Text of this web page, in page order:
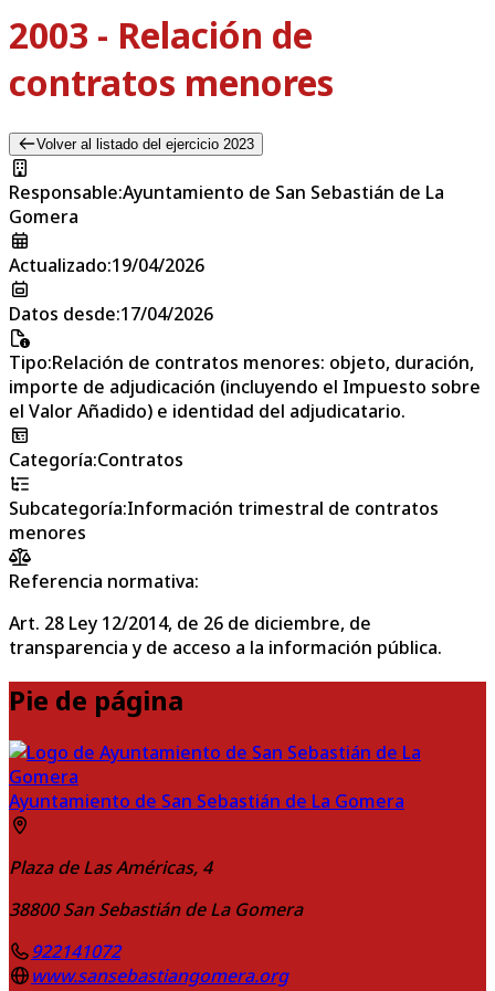
2003 - Relación de
contratos menores
Volver al listado del ejercicio 2023
Responsable:Ayuntamiento de San Sebastián de La
Gomera
Actualizado:19/04/2026
Datos desde:17/04/2026
Tipo:Relación de contratos menores: objeto, duración,
importe de adjudicación (incluyendo el Impuesto sobre
el Valor Añadido) e identidad del adjudicatario.
Categoría:Contratos
Subcategoría:Información trimestral de contratos
menores
Referencia normativa:
Art. 28 Ley 12/2014, de 26 de diciembre, de
transparencia y de acceso a la información pública.
Pie de página
Ayuntamiento de San Sebastián de La Gomera
Plaza de Las Américas, 4
38800 San Sebastián de La Gomera
922141072
www.sansebastiangomera.org